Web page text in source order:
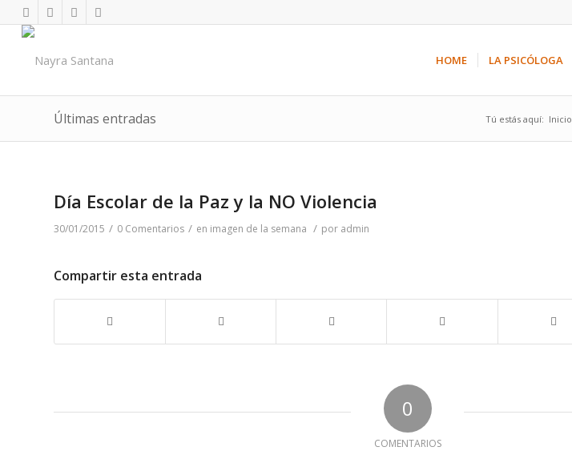
HOME LA PSICÓLOGA
Últimas entradas Tú estás aquí: Inicio
Día Escolar de la Paz y la NO Violencia
30/01/2015 / 0 Comentarios / en imagen de la semana / por admin
Compartir esta entrada
0
COMENTARIOS